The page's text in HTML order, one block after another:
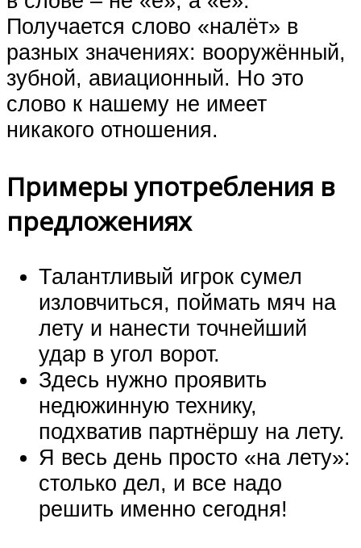
Получается слово «налёт» в
разных значениях: вооружённый,
зубной, авиационный. Но это
слово к нашему не имеет
никакого отношения.
Примеры употребления в
предложениях
Талантливый игрок сумел
изловчиться, поймать мяч на
лету и нанести точнейший
удар в угол ворот.
Здесь нужно проявить
недюжинную технику,
подхватив партнёршу на лету.
Я весь день просто «на лету»:
столько дел, и все надо
решить именно сегодня!